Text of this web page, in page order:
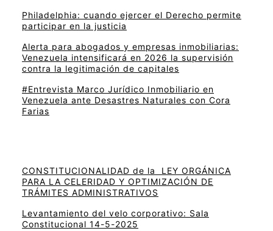
Philadelphia: cuando ejercer el Derecho permite
participar en la justicia
Alerta para abogados y empresas inmobiliarias:
Venezuela intensificará en 2026 la supervisión
contra la legitimación de capitales
#Entrevista Marco Jurídico Inmobiliario en
Venezuela ante Desastres Naturales con Cora
Farias
CONSTITUCIONALIDAD de la LEY ORGÁNICA
PARA LA CELERIDAD Y OPTIMIZACIÓN DE
TRÁMITES ADMINISTRATIVOS
Levantamiento del velo corporativo: Sala
Constitucional 14-5-2025